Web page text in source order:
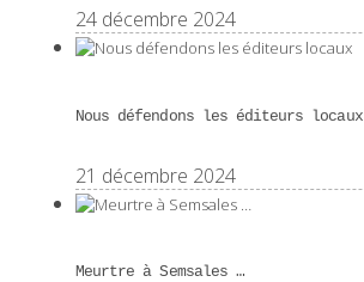
24 décembre 2024
Nous défendons les éditeurs locaux
21 décembre 2024
Meurtre à Semsales …